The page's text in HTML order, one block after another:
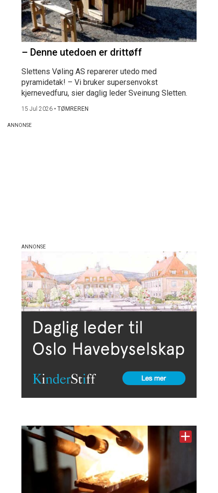
– Denne utedoen er drittøff
Slettens Vøling AS reparerer utedo med
pyramidetak! – Vi bruker supersenvokst
kjernevedfuru, sier daglig leder Sveinung Sletten.
15 Jul 2026 • TØMREREN